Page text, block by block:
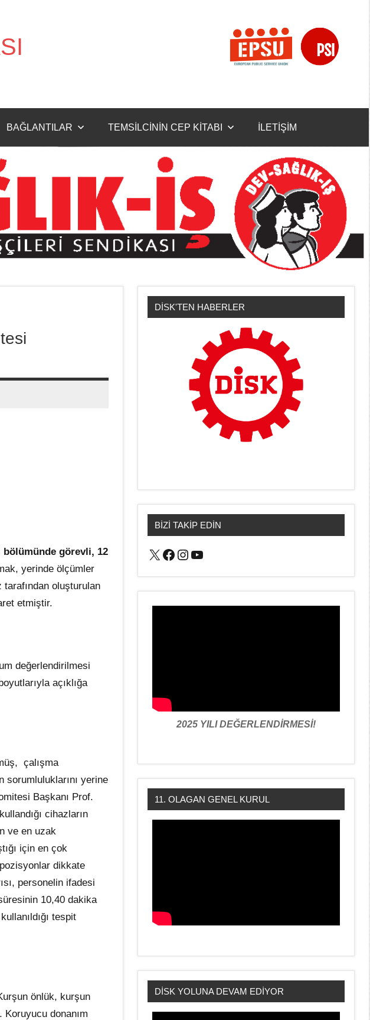
BAĞLANTILAR TEMSİLCİNİN CEP KİTABI İLETİŞİM
bölümünde görevli, 12
yerinde ölçümler
oluşturulan
etmiştir.
değerlendirilmesi
açıklığa
çalışma
sorumluluklarını yerine
Başkanı Prof.
cihazların
ve en uzak
için en çok
dikkate
personelin ifadesi
10,40 dakika
tespit
önlük, kurşun
donanım
DİSK'TEN HABERLER
BİZİ TAKİP EDİN
X Facebook
Instagram
YouTube
2025 YILI DEĞERLENDİRMESİ!
11. OLAGAN GENEL KURUL
DİSK YOLUNA DEVAM EDİYOR